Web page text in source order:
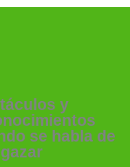
y
se habla de